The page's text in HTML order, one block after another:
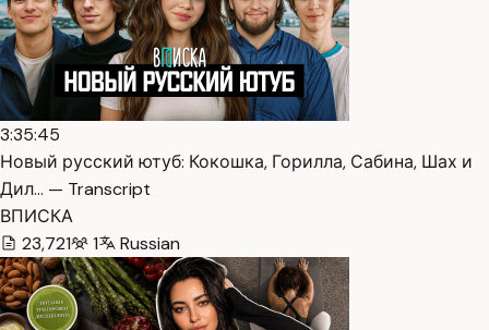
3:35:45
Новый русский ютуб: Кокошка, Горилла, Сабина, Шах и
Дил… — Transcript
ВПИСКА
23,721
1 Russian